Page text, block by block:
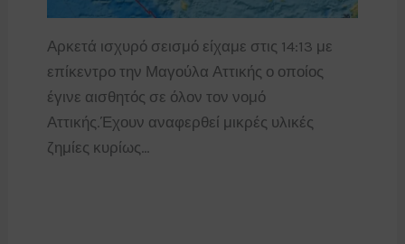
Αρκετά ισχυρό σεισμό είχαμε στις 14:13 με
επίκεντρο την Μαγούλα Αττικής ο οποίος
έγινε αισθητός σε όλον τον νομό
Αττικής.Έχουν αναφερθεί μικρές υλικές
ζημίες κυρίως…